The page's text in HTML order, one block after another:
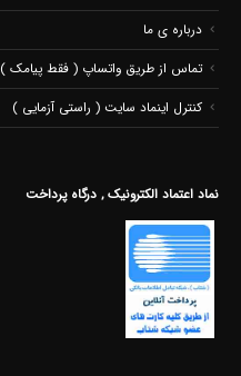
درباره ی ما
تماس از طریق واتساپ ( فقط پیامک )
کنترل اینماد سایت ( راستی آزمایی )
نماد اعتماد الکترونیک , درگاه پرداخت